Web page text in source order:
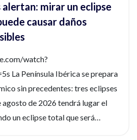
mirar un eclipse
causar daños
watch?
La Península Ibérica se prepara
sin precedentes: tres eclipses
agosto de 2026 tendrá lugar el
un eclipse total que será